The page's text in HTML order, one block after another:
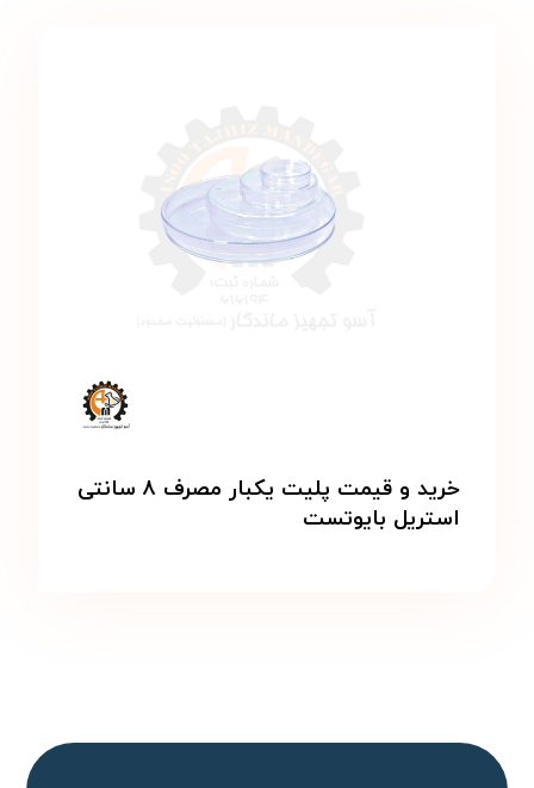
خرید و قیمت پلیت یکبار مصرف ۸ سانتی
استریل بایوتست